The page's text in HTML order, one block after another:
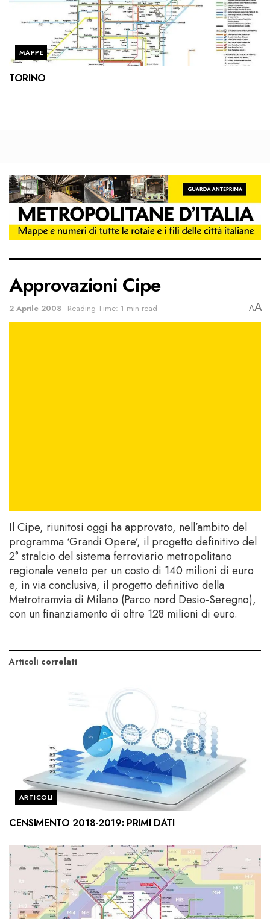
MAPPE
TORINO
Approvazioni Cipe
2 Aprile 2008 Reading Time: 1 min read AA
Il Cipe, riunitosi oggi ha approvato, nell’ambito del
programma ‘Grandi Opere’, il progetto definitivo del
2° stralcio del sistema ferroviario metropolitano
regionale veneto per un costo di 140 milioni di euro
e, in via conclusiva, il progetto definitivo della
Metrotramvia di Milano (Parco nord Desio-Seregno),
con un finanziamento di oltre 128 milioni di euro.
Articoli correlati
ARTICOLI
CENSIMENTO 2018-2019: PRIMI DATI